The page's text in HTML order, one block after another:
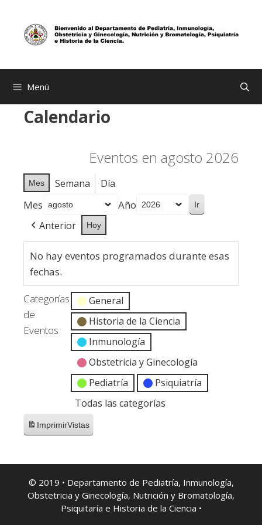
contenido
Menú
Calendario
Eventos en agosto 2026
Mes Semana Día
Mes Año
Anterior Hoy
No hay eventos programados durante esas
fechas.
Categorías
de
Eventos
General
Historia de la Ciencia
Inmunología
Obstetricia y Ginecología
Pediatría
Psiquiatría
Todas las categorías
ImprimirVistas
© 2019 • Departamento de Pediatría, Inmunología,
Obstetricia y Ginecología, Nutrición y Bromatología,
Psiquitaría e Historia de la Ciencia •